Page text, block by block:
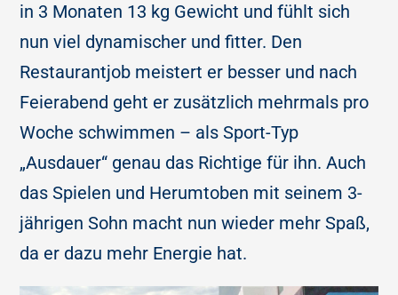
in 3 Monaten 13 kg Gewicht und fühlt sich
nun viel dynamischer und fitter. Den
Restaurantjob meistert er besser und nach
Feierabend geht er zusätzlich mehrmals pro
Woche schwimmen – als Sport-Typ
„Ausdauer“ genau das Richtige für ihn. Auch
das Spielen und Herumtoben mit seinem 3-
jährigen Sohn macht nun wieder mehr Spaß,
da er dazu mehr Energie hat.